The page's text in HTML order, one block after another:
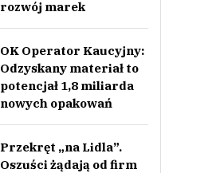
rozwój marek
OK Operator Kaucyjny:
Odzyskany materiał to
potencjał 1,8 miliarda
nowych opakowań
Przekręt „na Lidla”.
Oszuści żądają od firm